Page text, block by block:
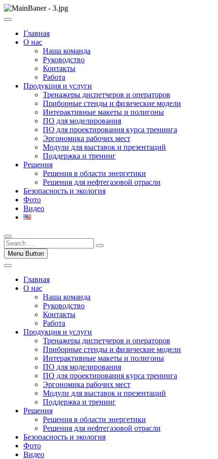
Skip
to
ООО НПП "АТП"
ООО НПП "АТП" – разработка тренажерных комплексов
Главная
О нас
Наша команда
Руководство
Контакты
Работа
Продукция и услуги
Тренажеры диспетчеров и операторов
Приборные стенды и физические модели
Интерактивные макеты и полигоны
ПО для моделирования
ПО для проектирования курса тренинга
Эргономика рабочих мест
Модули для выставок и презентаций
Поддержка и тренинг
Решения
Решения в области энергетики
Решения для нефтегазовой отрасли
Безопасность и экология
Фото
Видео
Menu Button
Главная
О нас
Наша команда
Руководство
Контакты
Работа
Продукция и услуги
Тренажеры диспетчеров и операторов
Приборные стенды и физические модели
Интерактивные макеты и полигоны
ПО для моделирования
ПО для проектирования курса тренинга
Эргономика рабочих мест
Модули для выставок и презентаций
Поддержка и тренинг
Решения
Решения в области энергетики
Решения для нефтегазовой отрасли
Безопасность и экология
Фото
Видео